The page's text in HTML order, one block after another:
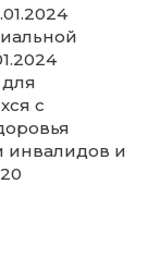
система
обучения